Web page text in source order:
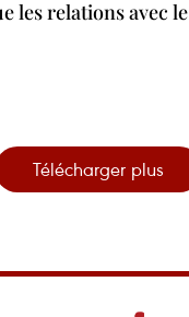
les relations avec le
Télécharger plus